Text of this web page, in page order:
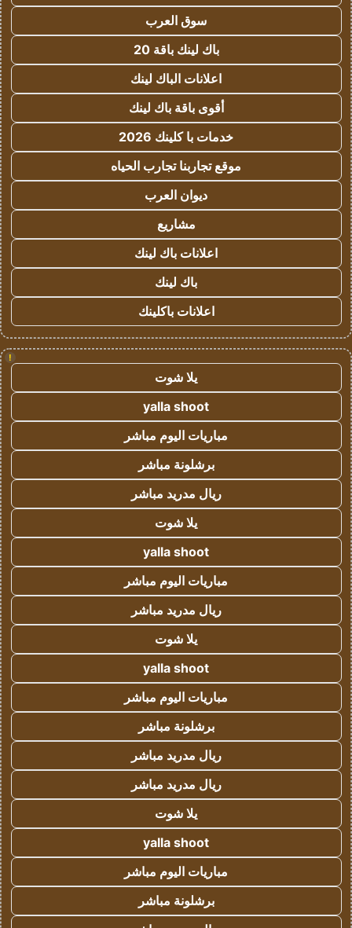
سوق العرب
باك لينك باقة 20
اعلانات الباك لينك
أقوى باقة باك لينك
خدمات با كلينك 2026
موقع تجاربنا تجارب الحياه
ديوان العرب
مشاريع
اعلانات باك لينك
باك لينك
اعلانات باكلينك
!
يلا شوت
yalla shoot
مباريات اليوم مباشر
برشلونة مباشر
ريال مدريد مباشر
يلا شوت
yalla shoot
مباريات اليوم مباشر
ريال مدريد مباشر
يلا شوت
yalla shoot
مباريات اليوم مباشر
برشلونة مباشر
ريال مدريد مباشر
ريال مدريد مباشر
يلا شوت
yalla shoot
مباريات اليوم مباشر
برشلونة مباشر